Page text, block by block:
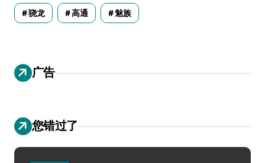
骁龙 高通 魅族
广告
您错过了